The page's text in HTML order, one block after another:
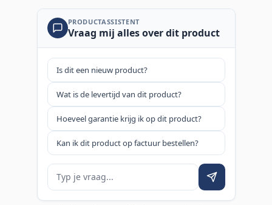
PRODUCTASSISTENT
Vraag mij alles over dit product
Is dit een nieuw product?
Wat is de levertijd van dit product?
Hoeveel garantie krijg ik op dit product?
Kan ik dit product op factuur bestellen?
Je vraag